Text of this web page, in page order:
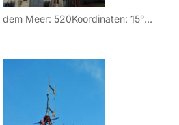
Höhe über dem Meer: 520Koordinaten: 15° 52′ 04″ Ost / 45° 03′ 29″ Nord